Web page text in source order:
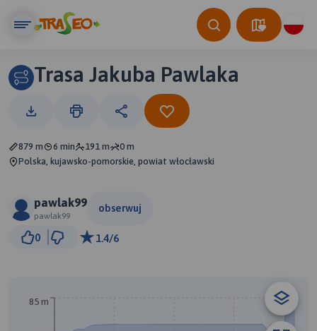
Trasa Jakuba Pawlaka
879 m 6 min 191 m
0 m
Polska, kujawsko-pomorskie, powiat włocławski
pawlak99
pawlak99
obserwuj
0 1.4/6
85 m